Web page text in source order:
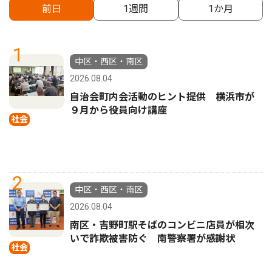
前日 1週間 1か月
1
社会
中区・西区・南区
2026.08.04
自治会町内会活動のヒント提供 横浜市が
９月から役員向け講座
2
社会
中区・西区・南区
2026.08.04
南区・吉野町駅そばのコンビニ店員が相次
いで詐欺被害防ぐ 南警察署が感謝状